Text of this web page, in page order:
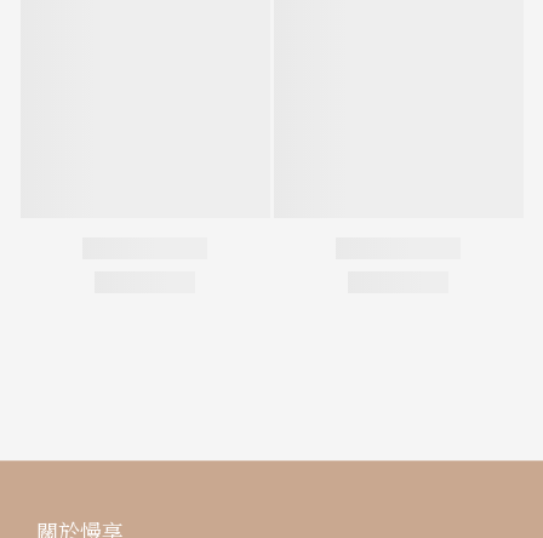
關於慢享